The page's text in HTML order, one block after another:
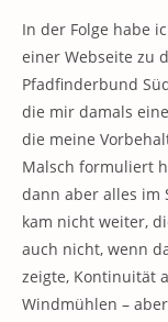
In der Folge habe
einer Webseite zu
Pfadfinderbund
die mir damals
die meine
Malsch formuliert
dann aber alles im
kam nicht weiter,
auch nicht, wenn
zeigte, Kontinuität
Windmühlen –